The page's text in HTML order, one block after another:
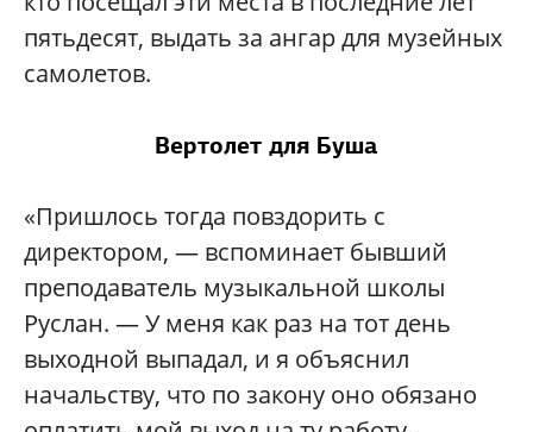
пятьдесят, выдать за ангар для музейных
самолетов.
Вертолет для Буша
«Пришлось тогда повздорить с
директором, — вспоминает бывший
преподаватель музыкальной школы
Руслан. — У меня как раз на тот день
выходной выпадал, и я объяснил
начальству, что по закону оно обязано